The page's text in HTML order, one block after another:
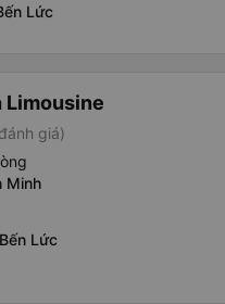
Lức
Limousine
giá)
Minh
Lức